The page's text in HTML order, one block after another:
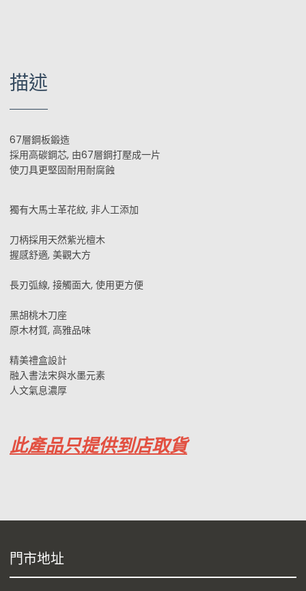
描述
67層鋼板鍛造
採用高碳鋼芯, 由67層鋼打壓成一片
使刀具更堅固耐用耐腐蝕
獨有大馬士革花紋, 非人工添加
刀柄採用天然紫光檀木
握感舒適, 美觀大方
長刃弧線, 接觸面大, 使用更方便
黑胡桃木刀座
原木材質, 高雅品味
精美禮盒設計
融入書法宋與水墨元素
人文氣息濃厚
此產品只提供到店取貨
門市地址